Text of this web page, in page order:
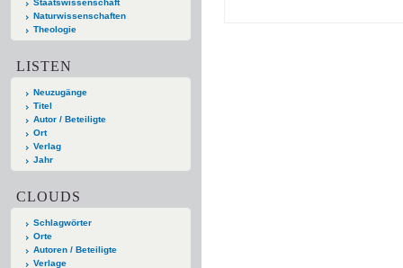
Staatswissenschaft
Naturwissenschaften
Theologie
LISTEN
Neuzugänge
Titel
Autor / Beteiligte
Ort
Verlag
Jahr
CLOUDS
Schlagwörter
Orte
Autoren / Beteiligte
Verlage